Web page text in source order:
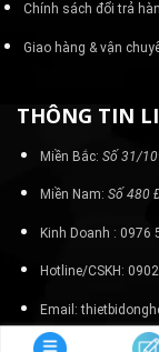
Chính sách đổi trả
Giao hàng & vận
THÔNG TIN
Miền Bắc: Số 31/
Miền Nam: Số 480
Kinh Doanh : 0976
Hotline/CSKH:
Email: